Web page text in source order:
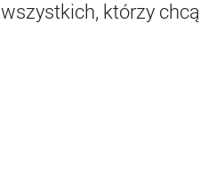
którzy chcą